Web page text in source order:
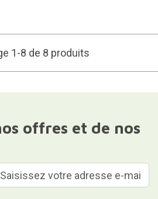
1-8 de 8 produits
offres et de nos